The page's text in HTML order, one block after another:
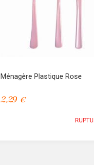
Ménagère Plastique Rose
2,29 €